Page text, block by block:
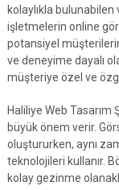
kolaylıkla
işletmelerin online
potansiyel
ve deneyime dayalı
müşteriye özel ve
Haliliye Web Tasarım
büyük önem verir.
oluştururken, aynı
teknolojileri kullanır.
kolay gezinme